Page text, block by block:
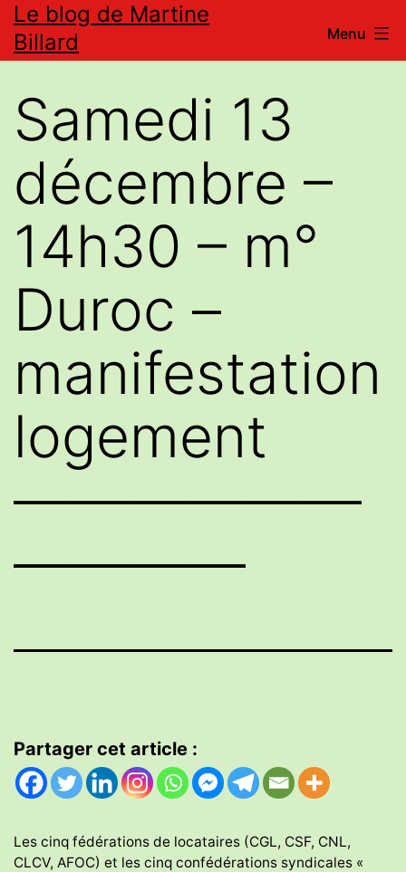
Aller
au
Le blog de Martine
Billard
Menu
Samedi 13
décembre –
14h30 – m°
Duroc –
manifestation
logement
——————
————
Partager cet article :
Les cinq fédérations de locataires (CGL, CSF, CNL,
CLCV, AFOC) et les cinq confédérations syndicales «